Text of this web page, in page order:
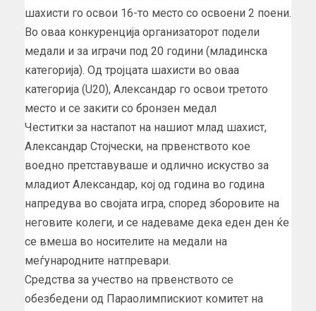
шахисти го освои 16-то место со освоени 2 поени.
Во оваа конкуренција организаторот подели
медали и за играчи под 20 години (младинска
категорија). Од тројцата шахисти во оваа
категорија (U20), Александар го освои третото
место и се закити со бронзен медал
Честитки за настапот на нашиот млад шахист,
Александар Стојчески, на првенството кое
воедно претставуваше и одлично искуство за
младиот Александар, кој од година во година
напредува во својата игра, според зборовите на
неговите колеги, и се надеваме дека еден ден ќе
се вмеша во носителите на медали на
меѓународните натпревари.
Средства за учество на првенството се
обезбедени од Параолимпискиот комитет на